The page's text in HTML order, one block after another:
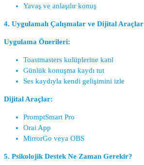
Yavaş ve anlaşılır konuş
4. Uygulamalı Çalışmalar ve Dijital Araçlar
Uygulama Önerileri:
Toastmasters kulüplerine katıl
Günlük konuşma kaydı tut
Ses kaydıyla kendi gelişimini izle
Dijital Araçlar:
PromptSmart Pro
Orai App
MirrorGo veya OBS
5. Psikolojik Destek Ne Zaman Gerekir?